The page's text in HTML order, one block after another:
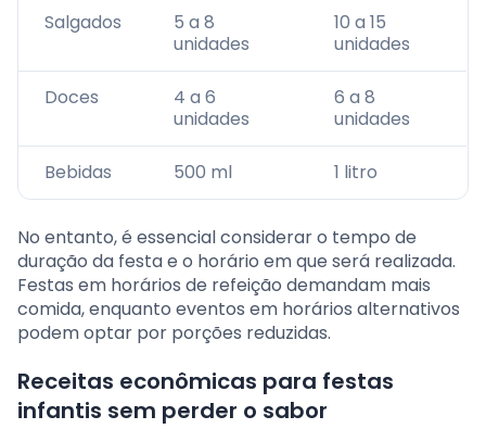
Salgados
5 a 8
unidades
10 a 15
unidades
Doces
4 a 6
unidades
6 a 8
unidades
Bebidas 500 ml 1 litro
No entanto, é essencial considerar o tempo de
duração da festa e o horário em que será realizada.
Festas em horários de refeição demandam mais
comida, enquanto eventos em horários alternativos
podem optar por porções reduzidas.
Receitas econômicas para festas
infantis sem perder o sabor